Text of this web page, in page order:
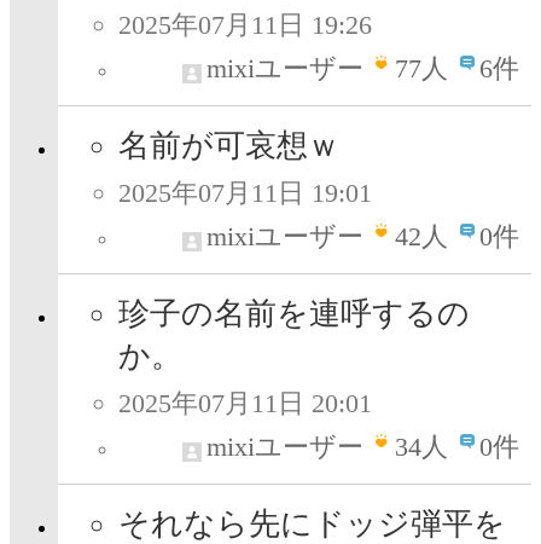
2025年07月11日 19:26
mixiユーザー
77人 6件
名前が可哀想ｗ
2025年07月11日 19:01
mixiユーザー
42人 0件
珍子の名前を連呼するの
か。
2025年07月11日 20:01
mixiユーザー
34人 0件
それなら先にドッジ弾平を